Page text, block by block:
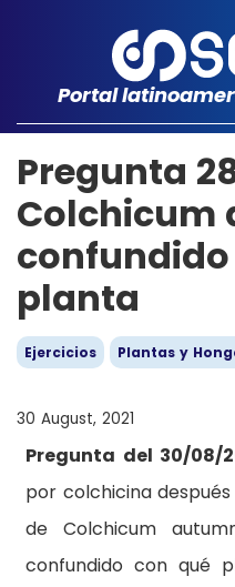
Portal
Pregunta
Colchicum
planta
Ejercicios Plantas y
30 August, 2021
Pregunta del 30/08/
por colchicina
de Colchicum
confundido con